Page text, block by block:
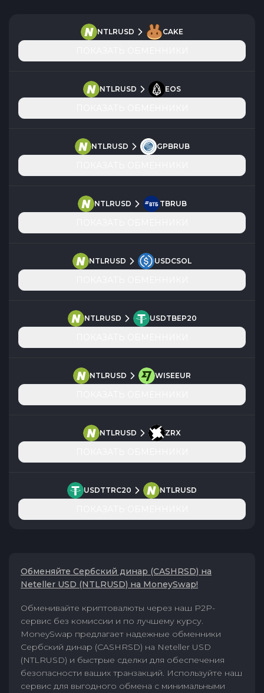
NTLRUSD CAKE
NTLRUSD EOS
NTLRUSD GPBRUB
NTLRUSD TBRUB
NTLRUSD USDCSOL
NTLRUSD USDTBEP20
NTLRUSD WISEEUR
NTLRUSD ZRX
USDTTRC20 NTLRUSD
Обменяйте Сербский динар (CASHRSD) на
Neteller USD (NTLRUSD) на MoneySwap!
Обменивайте криптовалюты через наш P2P-
сервис без комиссии и по лучшему курсу.
MoneySwap предлагает надежные обменники
Сербский динар (CASHRSD) на Neteller USD
(NTLRUSD) и быстрые сделки для обеспечения
безопасности ваших транзакций. Используйте наш
сервис для выгодного обмена с минимальными